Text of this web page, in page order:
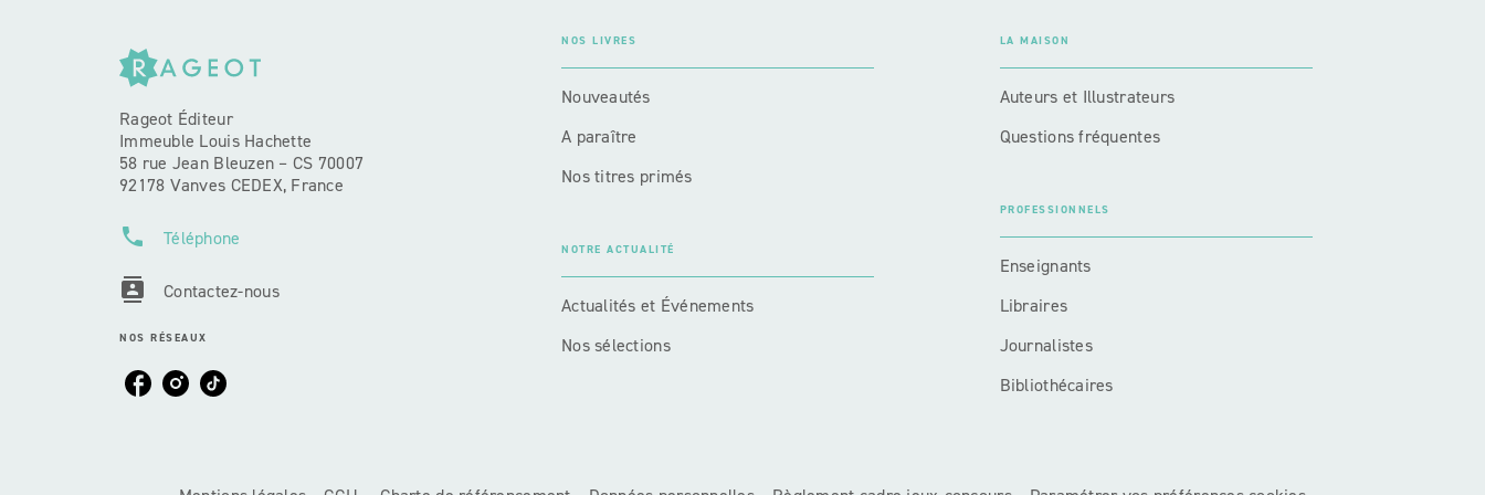
Rageot Éditeur
Immeuble Louis Hachette
58 rue Jean Bleuzen – CS 70007
92178 Vanves CEDEX, France
phone Téléphone
contacts Contactez-nous
NOS RÉSEAUX
NOS LIVRES
Nouveautés
A paraître
Nos titres primés
NOTRE ACTUALITÉ
Actualités et Événements
Nos sélections
LA MAISON
Auteurs et Illustrateurs
Questions fréquentes
PROFESSIONNELS
Enseignants
Libraires
Journalistes
Bibliothécaires